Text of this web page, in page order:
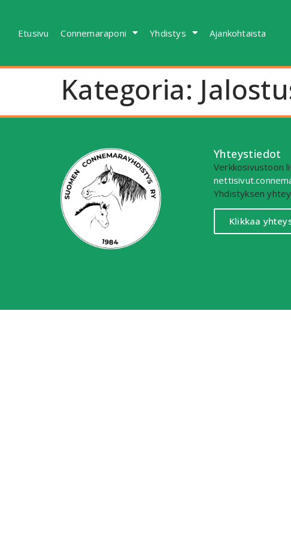
Etusivu Connemaraponi Yhdistys Ajankohtaista
Kategoria:
Yhteystiedot
Verkkosivustoon
Yhdistyksen
Klikkaa